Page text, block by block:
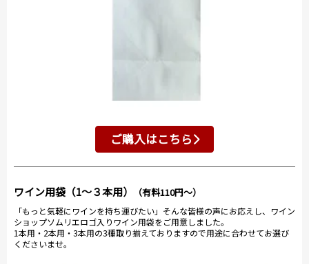
ご購入はこちら
ワイン用袋（1～３本用） （有料110円～）
「もっと気軽にワインを持ち運びたい」そんな皆様の声にお応えし、ワイン
ショップソムリエロゴ入りワイン用袋をご用意しました。
1本用・2本用・3本用の3種取り揃えておりますので用途に合わせてお選び
くださいませ。